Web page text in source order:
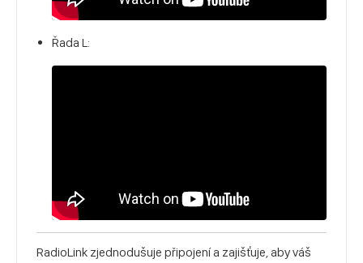
Řada L:
RadioLink zjednodušuje připojení a zajišťuje, aby váš